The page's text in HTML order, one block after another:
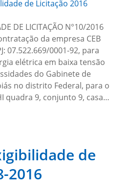
de Licitação 2016
DE LICITAÇÃO N°10/2016
da empresa CEB
07.522.669/0001-92, para
elétrica em baixa tensão
do Gabinete de
no distrito Federal, para o
quadra 9, conjunto 9, casa…
de
2016